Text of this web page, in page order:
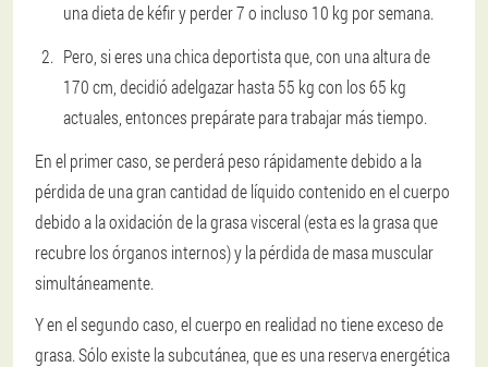
una dieta de kéfir y perder 7 o incluso 10 kg por semana.
Pero, si eres una chica deportista que, con una altura de
170 cm, decidió adelgazar hasta 55 kg con los 65 kg
actuales, entonces prepárate para trabajar más tiempo.
En el primer caso, se perderá peso rápidamente debido a la
pérdida de una gran cantidad de líquido contenido en el cuerpo
debido a la oxidación de la grasa visceral (esta es la grasa que
recubre los órganos internos) y la pérdida de masa muscular
simultáneamente.
Y en el segundo caso, el cuerpo en realidad no tiene exceso de
grasa. Sólo existe la subcutánea, que es una reserva energética